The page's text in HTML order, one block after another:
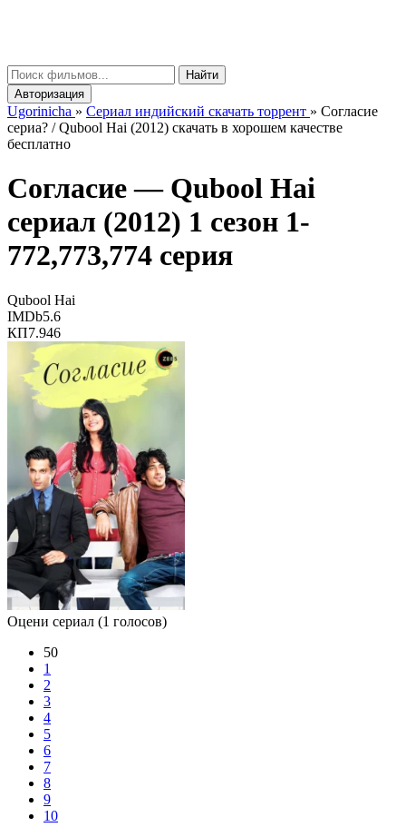
Найти
Авторизация
Ugorinicha » Сериал индийский скачать торрент » Согласие
сериа? / Qubool Hai (2012) скачать в хорошем качестве
бесплатно
Согласие — Qubool Hai
сериал (2012) 1 сезон 1-
772,773,774 серия
Qubool Hai
IMDb5.6
КП7.946
Оцени сериал (1 голосов)
50
1
2
3
4
5
6
7
8
9
10